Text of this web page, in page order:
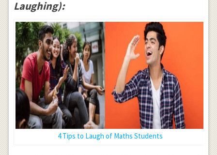
Laughing):
4 Tips to Laugh of Maths Students